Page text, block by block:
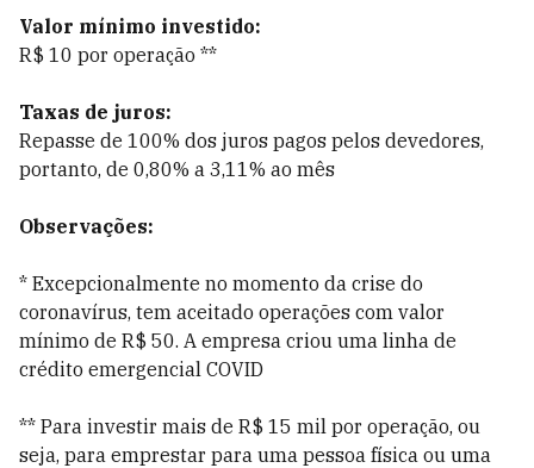
Valor mínimo investido:
R$ 10 por operação **
Taxas de juros:
Repasse de 100% dos juros pagos pelos devedores,
portanto, de 0,80% a 3,11% ao mês
Observações:
* Excepcionalmente no momento da crise do
coronavírus, tem aceitado operações com valor
mínimo de R$ 50. A empresa criou uma linha de
crédito emergencial COVID
** Para investir mais de R$ 15 mil por operação, ou
seja, para emprestar para uma pessoa física ou uma